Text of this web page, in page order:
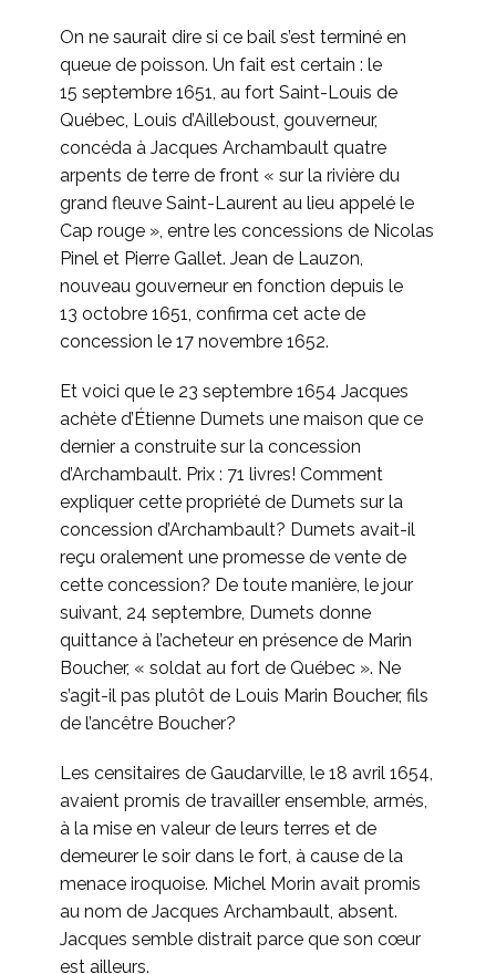
On ne saurait dire si ce bail s’est terminé en
queue de poisson. Un fait est certain : le
15 septembre 1651, au fort Saint-Louis de
Québec, Louis d’Ailleboust, gouverneur,
concéda à Jacques Archambault quatre
arpents de terre de front « sur la rivière du
grand fleuve Saint-Laurent au lieu appelé le
Cap rouge », entre les concessions de Nicolas
Pinel et Pierre Gallet. Jean de Lauzon,
nouveau gouverneur en fonction depuis le
13 octobre 1651, confirma cet acte de
concession le 17 novembre 1652.
Et voici que le 23 septembre 1654 Jacques
achète d’Étienne Dumets une maison que ce
dernier a construite sur la concession
d’Archambault. Prix : 71 livres! Comment
expliquer cette propriété de Dumets sur la
concession d’Archambault? Dumets avait-il
reçu oralement une promesse de vente de
cette concession? De toute manière, le jour
suivant, 24 septembre, Dumets donne
quittance à l’acheteur en présence de Marin
Boucher, « soldat au fort de Québec ». Ne
s’agit-il pas plutôt de Louis Marin Boucher, fils
de l’ancêtre Boucher?
Les censitaires de Gaudarville, le 18 avril 1654,
avaient promis de travailler ensemble, armés,
à la mise en valeur de leurs terres et de
demeurer le soir dans le fort, à cause de la
menace iroquoise. Michel Morin avait promis
au nom de Jacques Archambault, absent.
Jacques semble distrait parce que son cœur
est ailleurs.